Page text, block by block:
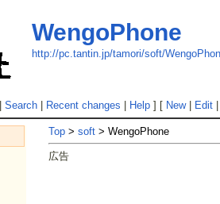
WengoPhone
http://pc.tantin.jp/tamori/soft/
Search| Recent changes Help] [ New| Edit
Top > soft > WengoPhone
広告